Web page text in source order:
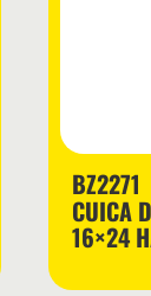
BZ2271
CUICA
16×24